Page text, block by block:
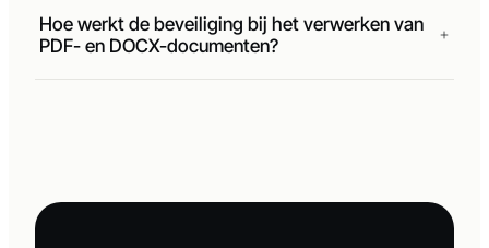
PDF- en DOCX-documenten?